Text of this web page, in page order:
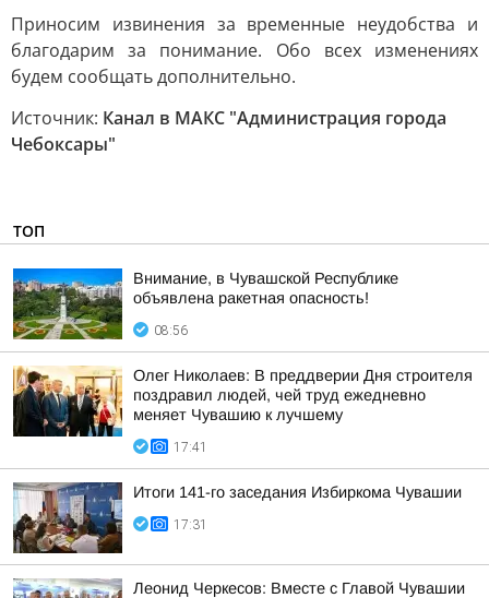
Приносим извинения за временные неудобства и
благодарим за понимание. Обо всех изменениях
будем сообщать дополнительно.
Источник: Канал в МАКС "Администрация города
Чебоксары"
ТОП
Внимание, в Чувашской Республике
объявлена ракетная опасность!
08:56
Олег Николаев: В преддверии Дня строителя
поздравил людей, чей труд ежедневно
меняет Чувашию к лучшему
17:41
Итоги 141-го заседания Избиркома Чувашии
17:31
Леонид Черкесов: Вместе с Главой Чувашии